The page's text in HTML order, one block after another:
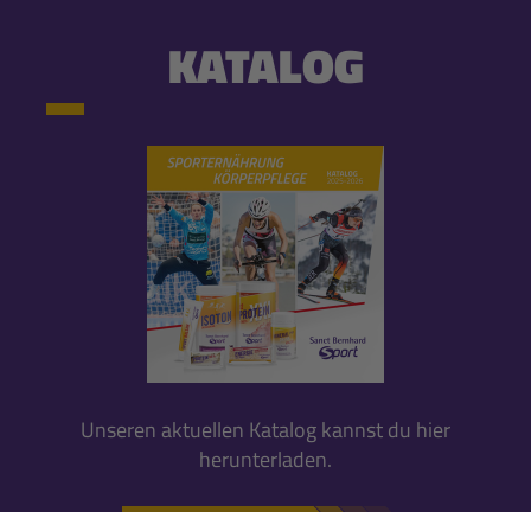
KATALOG
Unseren aktuellen Katalog kannst du hier
herunterladen.